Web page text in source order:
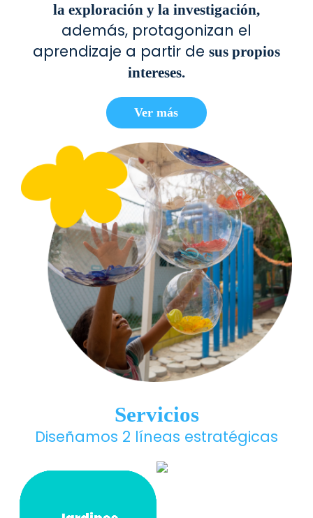
la exploración y la investigación,
además, protagonizan el
aprendizaje a partir de sus propios
intereses.
Ver más
Servicios
Diseñamos 2 líneas estratégicas